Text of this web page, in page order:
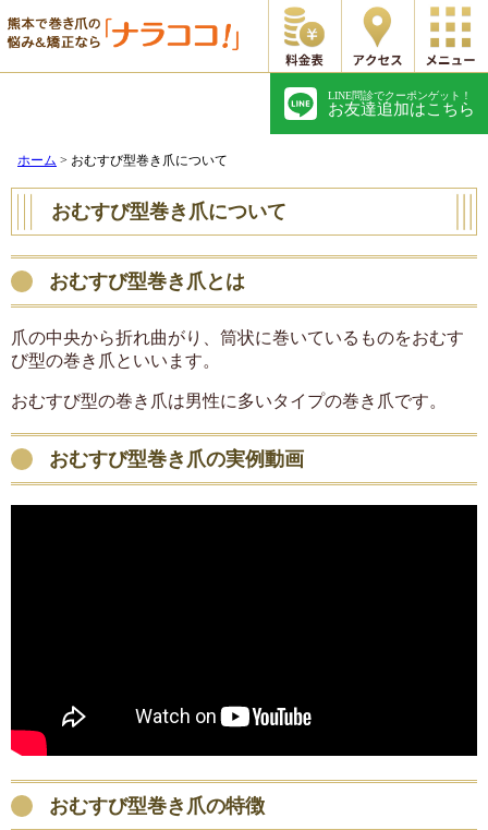
初めての方へ
料金表
アクセス よくあるご質問
お客様の声
LINE問診でクーポンゲット！
お友達追加はこちら
ホーム > おむすび型巻き爪について
おむすび型巻き爪について
おむすび型巻き爪とは
爪の中央から折れ曲がり、筒状に巻いているものをおむす
び型の巻き爪といいます。
おむすび型の巻き爪は男性に多いタイプの巻き爪です。
おむすび型巻き爪の実例動画
おむすび型巻き爪の特徴